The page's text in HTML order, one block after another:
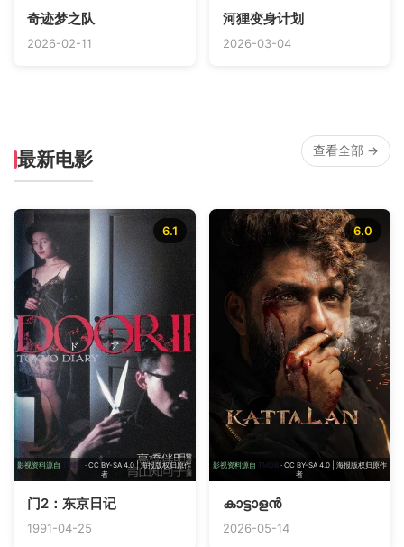
奇迹梦之队
2026-02-11
河狸变身计划
2026-03-04
最新电影 查看全部 →
影视资料源自 TMDB
· CC BY-SA 4.0 | 海报版权归原作
者
6.1
门2：东京日记
1991-04-25
影视资料源自 TMDB· CC BY-SA 4.0 | 海报版权归原作
者
6.0
കാട്ടാളൻ
2026-05-14